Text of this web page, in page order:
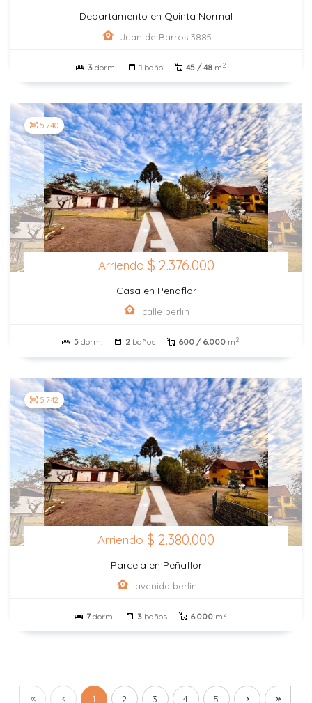
Departamento en Quinta Normal
Juan de Barros 3885
3dorm. 1baño 45 / 48m2
5.740
Arriendo $ 2.376.000
Casa en Peñaflor
calle berlin
5 dorm. 2 baños 600 / 6.000 m2
5.742
Arriendo $ 2.380.000
Parcela en Peñaflor
avenida berlin
7dorm. 3 baños 6.000 m2
1 2 3 4 5